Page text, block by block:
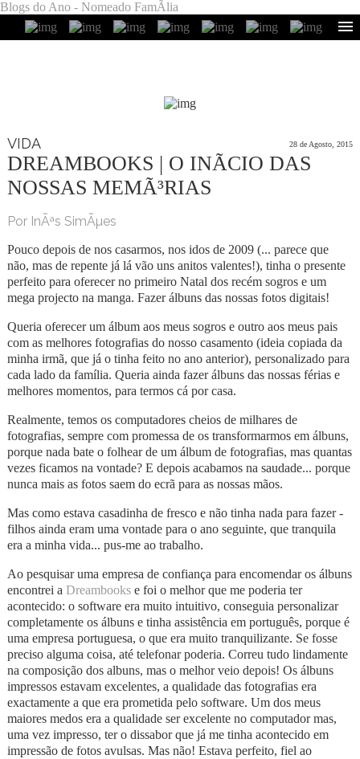
Blogs do Ano - Nomeado FamÃ­lia
VIDA 28 de Agosto, 2015
DREAMBOOKS | O INÃ­CIO DAS
NOSSAS MEMÃ³RIAS
Por InÃªs SimÃµes
Pouco depois de nos casarmos, nos idos de 2009 (... parece que
não, mas de repente já lá vão uns anitos valentes!), tinha o presente
perfeito para oferecer no primeiro Natal dos recém sogros e um
mega projecto na manga. Fazer álbuns das nossas fotos digitais!
Queria oferecer um álbum aos meus sogros e outro aos meus pais
com as melhores fotografias do nosso casamento (ideia copiada da
minha irmã, que já o tinha feito no ano anterior), personalizado para
cada lado da família. Queria ainda fazer álbuns das nossas férias e
melhores momentos, para termos cá por casa.
Realmente, temos os computadores cheios de milhares de
fotografias, sempre com promessa de os transformarmos em álbuns,
porque nada bate o folhear de um álbum de fotografias, mas quantas
vezes ficamos na vontade? E depois acabamos na saudade... porque
nunca mais as fotos saem do ecrã para as nossas mãos.
Mas como estava casadinha de fresco e não tinha nada para fazer -
filhos ainda eram uma vontade para o ano seguinte, que tranquila
era a minha vida... pus-me ao trabalho.
Ao pesquisar uma empresa de confiança para encomendar os álbuns
encontrei a Dreambookse foi o melhor que me poderia ter
acontecido: o software era muito intuitivo, conseguia personalizar
completamente os álbuns e tinha assistência em português, porque é
uma empresa portuguesa, o que era muito tranquilizante. Se fosse
preciso alguma coisa, até telefonar poderia. Correu tudo lindamente
na composição dos albuns, mas o melhor veio depois! Os álbuns
impressos estavam excelentes, a qualidade das fotografias era
exactamente a que era prometida pelo software. Um dos meus
maiores medos era a qualidade ser excelente no computador mas,
uma vez impresso, ter o dissabor que já me tinha acontecido em
impressão de fotos avulsas. Mas não! Estava perfeito, fiel ao